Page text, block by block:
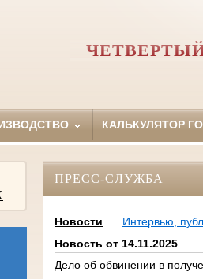
КАЛЬКУЛЯТОР
ПРЕСС-СЛУЖБА
Новости Интервью,
Новость от 14.11.2025
Дело об обвинении в